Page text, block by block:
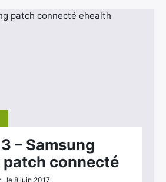
– Samsung
patch connecté
, le 8 juin 2017